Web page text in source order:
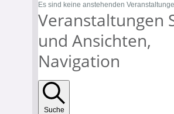
Es sind keine anstehenden
Veranstaltungen
und Ansichten,
Navigation
Suche